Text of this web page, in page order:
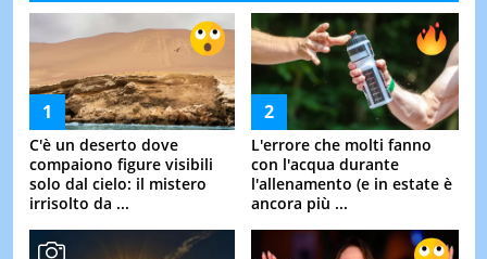
C'è un deserto dove
compaiono figure visibili
solo dal cielo: il mistero
irrisolto da ...
L'errore che molti fanno
con l'acqua durante
l'allenamento (e in estate è
ancora più ...